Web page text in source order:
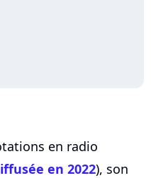
en radio
en 2022), son